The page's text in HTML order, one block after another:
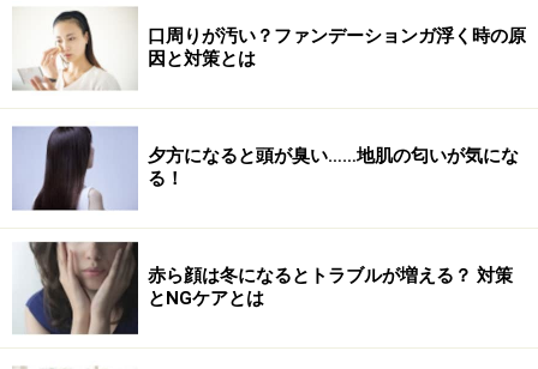
とにかく小顔になりたいなら！顔ヨガびっくりスマイル
目の下のクマやたるみを解消する顔ヨガ！ムンクの顔
顔ヨガ・トカゲの舌ポーズで二重あごもスッキリ！
憎きほうれい線を消す顔ヨガ！こめかみリフト
ほうれい線を伸ばし消す！顔ヨガ・ほうれい線プレス
参考書籍
口周りが汚い？ファンデーションガ浮く時の原
因と対策とは
夕方になると頭が臭い……地肌の匂いが気にな
る！
赤ら顔は冬になるとトラブルが増える？ 対策
とNGケアとは